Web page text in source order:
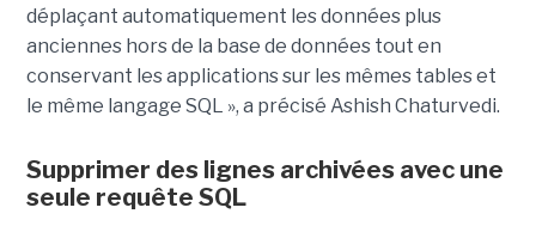
déplaçant automatiquement les données plus
anciennes hors de la base de données tout en
conservant les applications sur les mêmes tables et
le même langage SQL », a précisé Ashish Chaturvedi.
Supprimer des lignes archivées avec une
seule requête SQL